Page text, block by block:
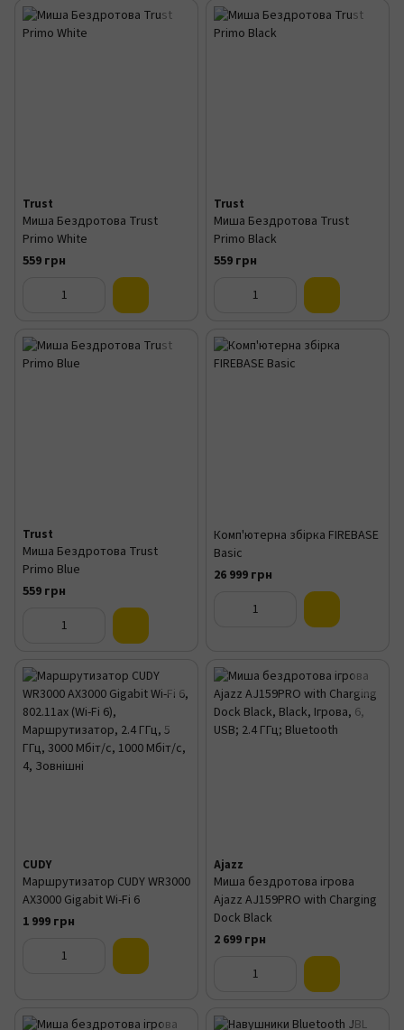
Trust
Миша Бездротова Trust
Primo White
559 грн
Trust
Миша Бездротова Trust
Primo Black
559 грн
Trust
Миша Бездротова Trust
Primo Blue
559 грн
Комп'ютерна збірка FIREBASE
Basic
26 999 грн
CUDY
Маршрутизатор CUDY WR3000
AX3000 Gigabit Wi-Fi 6
1 999 грн
Ajazz
Миша бездротова ігрова
Ajazz AJ159PRO with Charging
Dock Black
2 699 грн